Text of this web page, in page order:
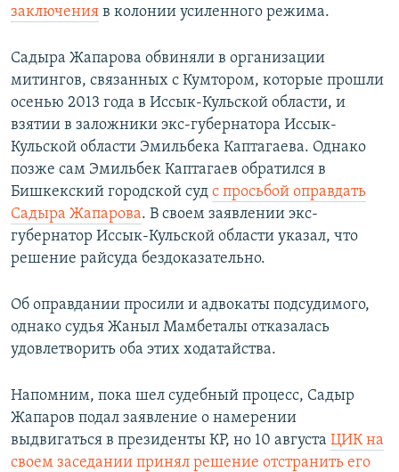
заключения в колонии усиленного режима.
Садыра Жапарова обвиняли в организации
митингов, связанных с Кумтором, которые прошли
осенью 2013 года в Иссык-Кульской области, и
взятии в заложники экс-губернатора Иссык-
Кульской области Эмильбека Каптагаева. Однако
позже сам Эмильбек Каптагаев обратился в
Бишкекский городской суд с просьбой оправдать
Садыра Жапарова. В своем заявлении экс-
губернатор Иссык-Кульской области указал, что
решение райсуда бездоказательно.
Об оправдании просили и адвокаты подсудимого,
однако судья Жаныл Мамбеталы отказалась
удовлетворить оба этих ходатайства.
Напомним, пока шел судебный процесс, Садыр
Жапаров подал заявление о намерении
выдвигаться в президенты КР, но 10 августа ЦИК на
своем заседании принял решение отстранить его